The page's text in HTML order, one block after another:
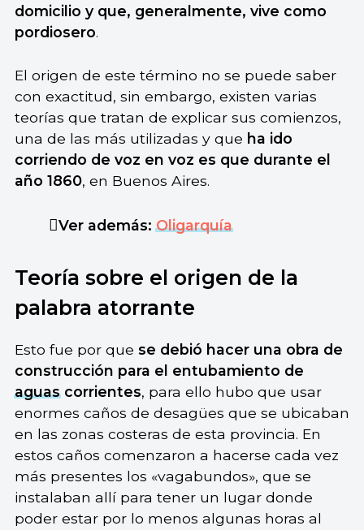
domicilio y que, generalmente, vive como
pordiosero.
El origen de este término no se puede saber
con exactitud, sin embargo, existen varias
teorías que tratan de explicar sus comienzos,
una de las más utilizadas y que ha ido
corriendo de voz en voz es que durante el
año 1860, en Buenos Aires.
Ver además:Oligarquía
Teoría sobre el origen de la
palabra atorrante
Esto fue por que se debió hacer una obra de
construcción para el entubamiento de
aguascorrientes, para ello hubo que usar
enormes caños de desagües que se ubicaban
en las zonas costeras de esta provincia. En
estos caños comenzaron a hacerse cada vez
más presentes los «vagabundos», que se
instalaban allí para tener un lugar donde
poder estar por lo menos algunas horas al